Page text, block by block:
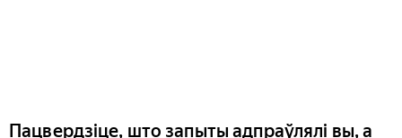
Пацвердзіце, што запыты адпраўлялі вы, а